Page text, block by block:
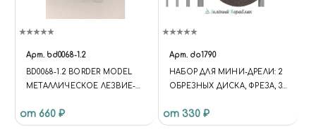
Арт. bd0068-1.2
BD0068-1.2 BORDER MODEL
МЕТАЛЛИЧЕСКОЕ ЛЕЗВИЕ-
от 660 ₽
Арт. do1790
НАБОР ДЛЯ МИНИ-ДРЕЛИ: 2
ОБРЕЗНЫХ ДИСКА, ФРЕЗА, 3
от 330 ₽